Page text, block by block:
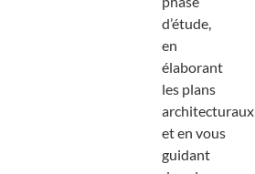
d’étude,
en
élaborant
les plans
architecturaux
et en vous
guidant